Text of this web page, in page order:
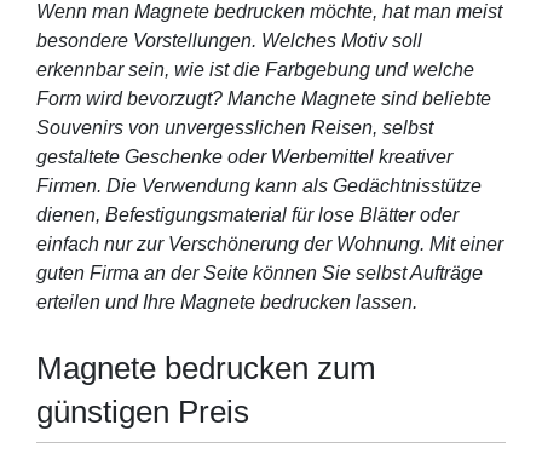
Wenn man Magnete bedrucken möchte, hat man meist
besondere Vorstellungen. Welches Motiv soll
erkennbar sein, wie ist die Farbgebung und welche
Form wird bevorzugt? Manche Magnete sind beliebte
Souvenirs von unvergesslichen Reisen, selbst
gestaltete Geschenke oder Werbemittel kreativer
Firmen. Die Verwendung kann als Gedächtnisstütze
dienen, Befestigungsmaterial für lose Blätter oder
einfach nur zur Verschönerung der Wohnung. Mit einer
guten Firma an der Seite können Sie selbst Aufträge
erteilen und Ihre Magnete bedrucken lassen.
Magnete bedrucken zum
günstigen Preis